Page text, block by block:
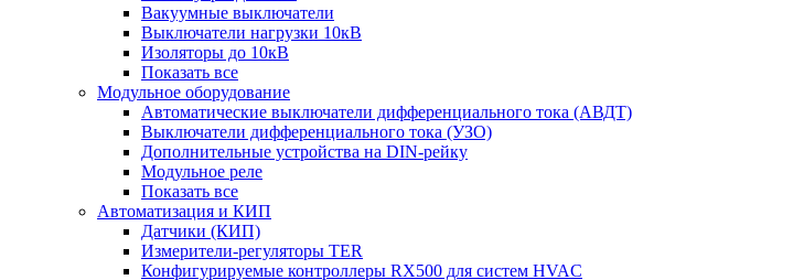
Вакуумные выключатели
Выключатели нагрузки 10кВ
Изоляторы до 10кВ
Показать все
Модульное оборудование
Автоматические выключатели дифференциального тока (АВДТ)
Выключатели дифференциального тока (УЗО)
Дополнительные устройства на DIN-рейку
Модульное реле
Показать все
Автоматизация и КИП
Датчики (КИП)
Измерители-регуляторы TER
Конфигурируемые контроллеры RX500 для систем HVAC